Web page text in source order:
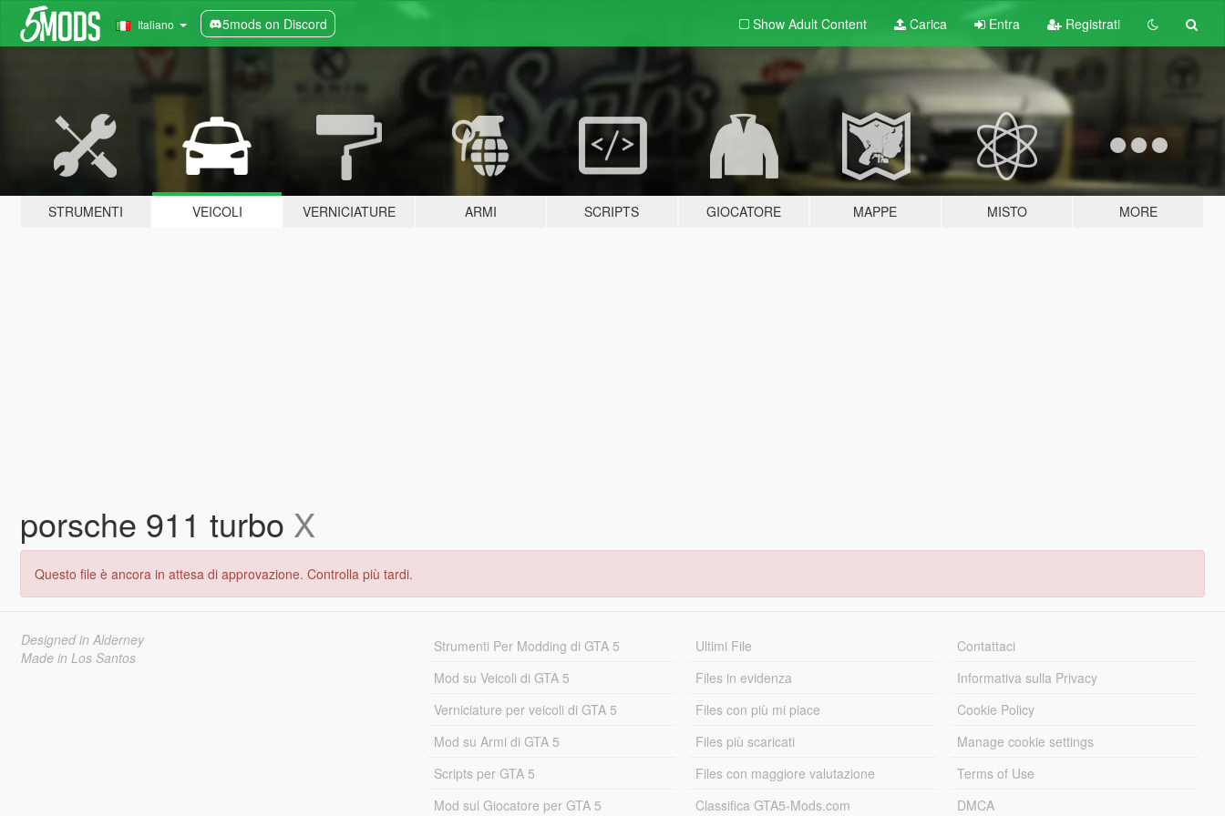
Italiano 5mods on Discord Show Adult Content Carica Entra Registrati
STRUMENTI VEICOLI VERNICIATURE ARMI SCRIPTS GIOCATORE MAPPE MISTO MORE
porsche 911 turbo X
Questo file è ancora in attesa di approvazione. Controlla più tardi.
Designed in Alderney
Made in Los Santos
Strumenti Per Modding di GTA 5
Mod su Veicoli di GTA 5
Verniciature per veicoli di GTA 5
Mod su Armi di GTA 5
Scripts per GTA 5
Mod sul Giocatore per GTA 5
Ultimi File
Files in evidenza
Files con più mi piace
Files più scaricati
Files con maggiore valutazione
Classifica GTA5-Mods.com
Contattaci
Informativa sulla Privacy
Cookie Policy
Manage cookie settings
Terms of Use
DMCA